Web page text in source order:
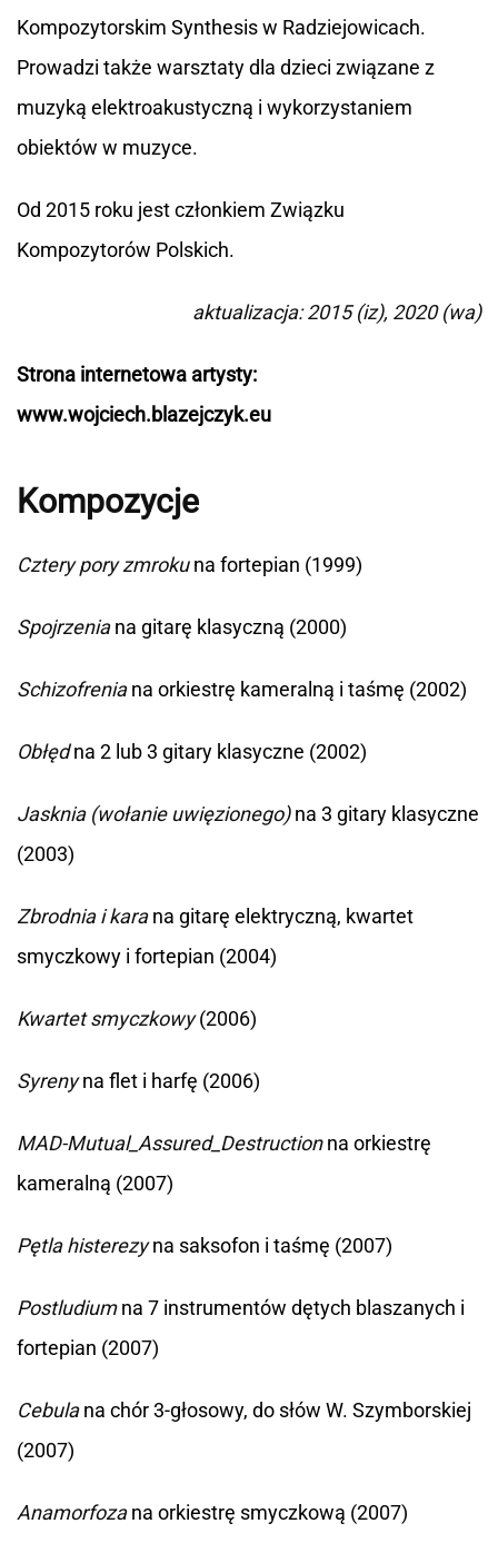
Kompozytorskim Synthesis w Radziejowicach.
Prowadzi także warsztaty dla dzieci związane z
muzyką elektroakustyczną i wykorzystaniem
obiektów w muzyce.
Od 2015 roku jest członkiem Związku
Kompozytorów Polskich.
aktualizacja: 2015 (iz), 2020 (wa)
Strona internetowa artysty:
www.wojciech.blazejczyk.eu
Kompozycje
Cztery pory zmrokuna fortepian (1999)
Spojrzeniana gitarę klasyczną (2000)
Schizofreniana orkiestrę kameralną i taśmę (2002)
Obłędna 2 lub 3 gitary klasyczne (2002)
Jasknia (wołanie uwięzionego)na 3 gitary klasyczne
(2003)
Zbrodnia i karana gitarę elektryczną, kwartet
smyczkowy i fortepian (2004)
Kwartet smyczkowy(2006)
Syrenyna flet i harfę (2006)
MAD-Mutual_Assured_Destructionna orkiestrę
kameralną (2007)
Pętla histerezyna saksofon i taśmę (2007)
Postludiumna 7 instrumentów dętych blaszanych i
fortepian (2007)
Cebulana chór 3-głosowy, do słów W. Szymborskiej
(2007)
Anamorfozana orkiestrę smyczkową (2007)